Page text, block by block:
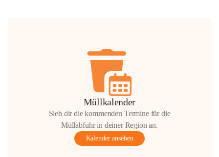
Müllkalender
Sieh dir die kommenden Termine für die
Müllabfuhr in deiner Region an.
Kalender ansehen